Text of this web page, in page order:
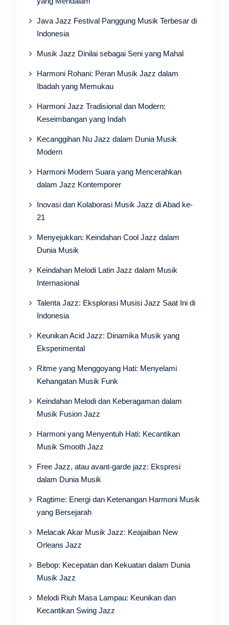
Java Jazz Festival Panggung Musik Terbesar di
Indonesia
Musik Jazz Dinilai sebagai Seni yang Mahal
Harmoni Rohani: Peran Musik Jazz dalam
Ibadah yang Memukau
Harmoni Jazz Tradisional dan Modern:
Keseimbangan yang Indah
Kecanggihan Nu Jazz dalam Dunia Musik
Modern
Harmoni Modern Suara yang Mencerahkan
dalam Jazz Kontemporer
Inovasi dan Kolaborasi Musik Jazz di Abad ke-
21
Menyejukkan: Keindahan Cool Jazz dalam
Dunia Musik
Keindahan Melodi Latin Jazz dalam Musik
Internasional
Talenta Jazz: Eksplorasi Musisi Jazz Saat Ini di
Indonesia
Keunikan Acid Jazz: Dinamika Musik yang
Eksperimental
Ritme yang Menggoyang Hati: Menyelami
Kehangatan Musik Funk
Keindahan Melodi dan Keberagaman dalam
Musik Fusion Jazz
Harmoni yang Menyentuh Hati: Kecantikan
Musik Smooth Jazz
Free Jazz, atau avant-garde jazz: Ekspresi
dalam Dunia Musik
Ragtime: Energi dan Ketenangan Harmoni Musik
yang Bersejarah
Melacak Akar Musik Jazz: Keajaiban New
Orleans Jazz
Bebop: Kecepatan dan Kekuatan dalam Dunia
Musik Jazz
Melodi Riuh Masa Lampau: Keunikan dan
Kecantikan Swing Jazz